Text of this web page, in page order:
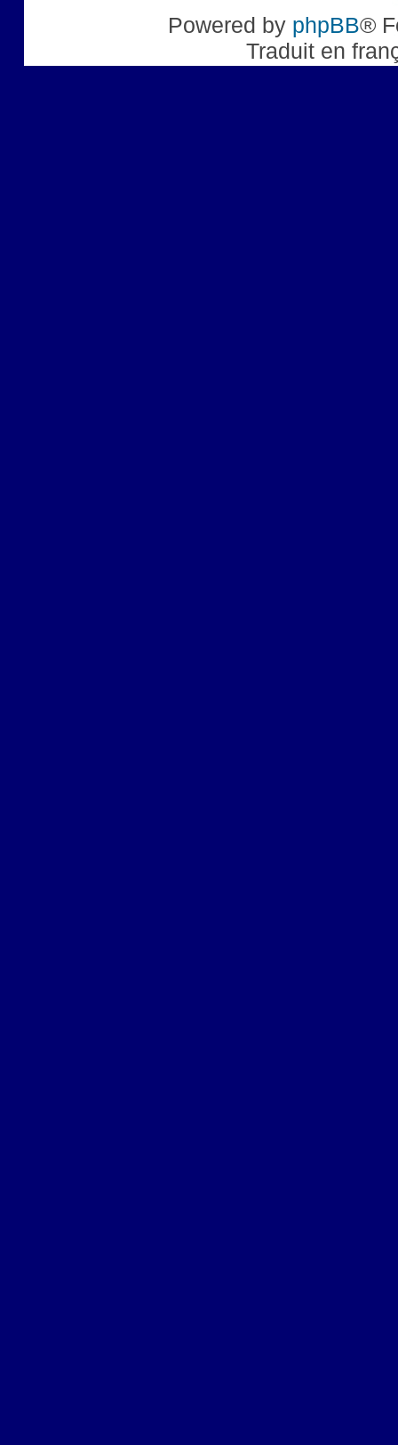
Powered by phpBB®
Traduit en